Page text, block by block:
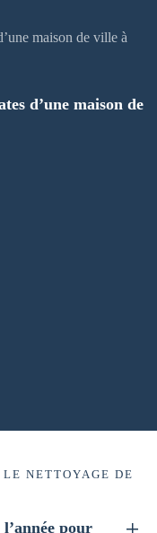
d’une maison de
NETTOYAGE DE
pour